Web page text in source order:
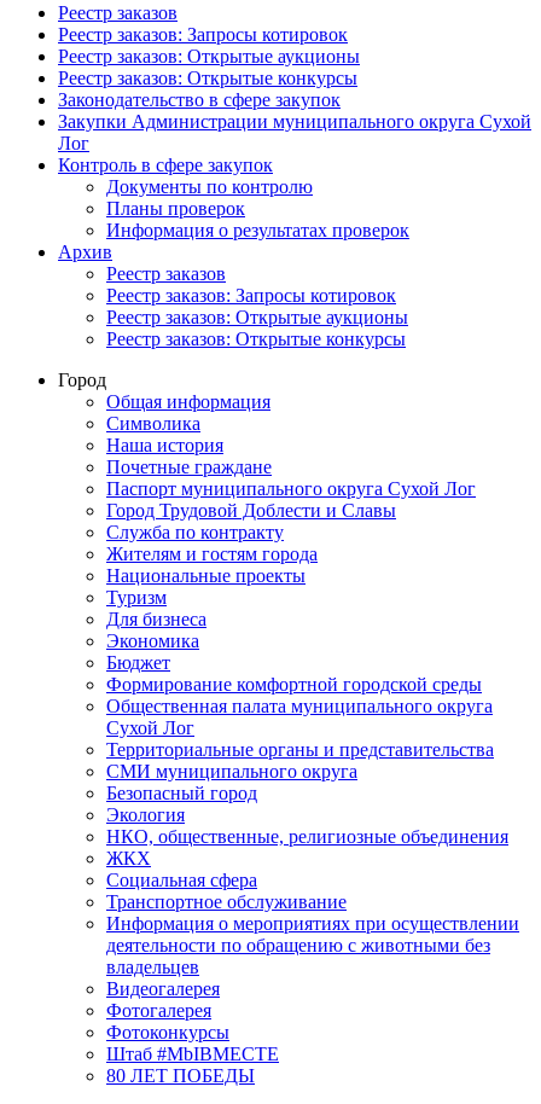
Реестр заказов
Реестр заказов: Запросы котировок
Реестр заказов: Открытые аукционы
Реестр заказов: Открытые конкурсы
Законодательство в сфере закупок
Закупки Администрации муниципального округа Сухой
Лог
Контроль в сфере закупок
Документы по контролю
Планы проверок
Информация о результатах проверок
Архив
Реестр заказов
Реестр заказов: Запросы котировок
Реестр заказов: Открытые аукционы
Реестр заказов: Открытые конкурсы
Город
Общая информация
Символика
Наша история
Почетные граждане
Паспорт муниципального округа Сухой Лог
Город Трудовой Доблести и Славы
Служба по контракту
Жителям и гостям города
Национальные проекты
Туризм
Для бизнеса
Экономика
Бюджет
Формирование комфортной городской среды
Общественная палата муниципального округа
Сухой Лог
Территориальные органы и представительства
СМИ муниципального округа
Безопасный город
Экология
НКО, общественные, религиозные объединения
ЖКХ
Социальная сфера
Транспортное обслуживание
Информация о мероприятиях при осуществлении
деятельности по обращению с животными без
владельцев
Видеогалерея
Фотогалерея
Фотоконкурсы
Штаб #MbIBMECTE
80 ЛЕТ ПОБЕДЫ